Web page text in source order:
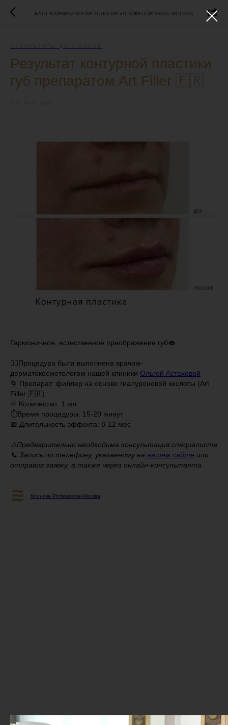
БЛОГ КЛИНИКИ КОСМЕТОЛОГИИ «ПРОФЕССИОНАЛ»-МОСКВА
Результат контурной пластики
губ препаратом Art Filler 🇫🇷
Гармоничное, естественное преображение губ👄
👩‍⚕️Процедура была выполнена врачом-
дерматокосметологом нашей клиники Ольгой Астаховой
🌀 Препарат: филлер на основе гиалуроновой кислоты (Art
Filler 🇫🇷)
♾ Количество: 1 мл
⏱Время процедуры: 15-20 минут
📅 Длительность эффекта: 8-12 мес
⚠️Предварительно необходима консультация специалиста
📞 Запись по телефону, указанному на нашем сайте или
отправив заявку, а также через онлайн-консультанта
Клиника Professional-Москва